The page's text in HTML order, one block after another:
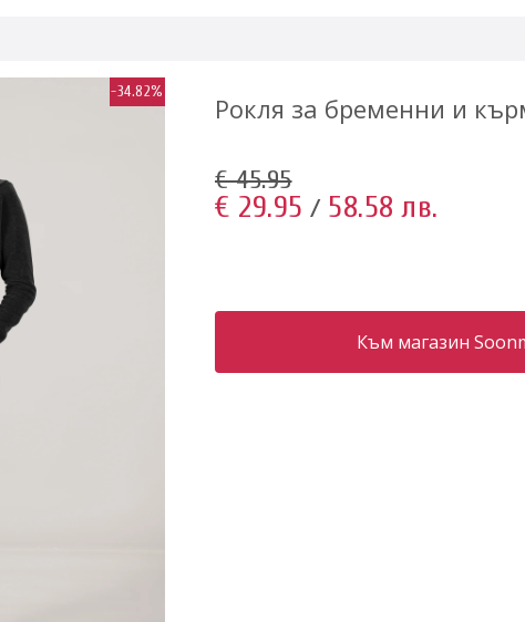
-34.82%
Рокля за бременни и
€ 45.95
€ 29.95 / 58.58 лв.
Към магазин